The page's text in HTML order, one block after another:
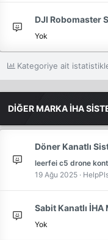
DJI Robomaster
Yok
Kategoriye ait
DİĞER MARKA İHA
Döner Kanatlı
leerfei c5 drone
19 Ağu 2025
Sabit Kanatlı
Yok